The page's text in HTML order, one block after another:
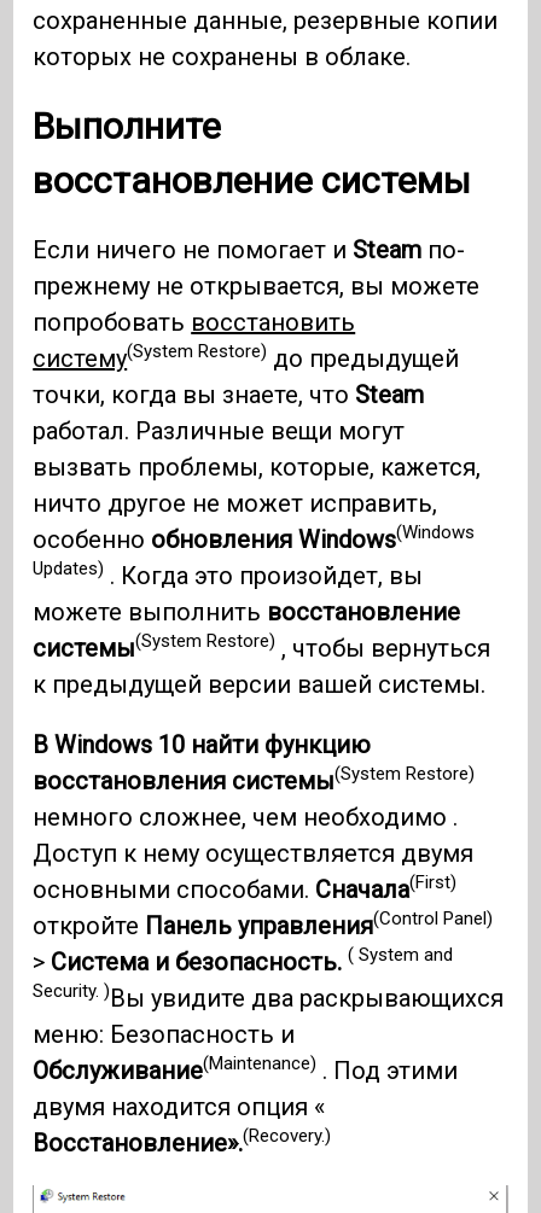
сохраненные данные, резервные копии
которых не сохранены в облаке.
Выполните
восстановление системы
Если ничего не помогает и Steam по-
прежнему не открывается, вы можете
попробовать восстановить
систему(System Restore) до предыдущей
точки, когда вы знаете, что Steam
работал. Различные вещи могут
вызвать проблемы, которые, кажется,
ничто другое не может исправить,
особенно обновления Windows(Windows
Updates) . Когда это произойдет, вы
можете выполнить восстановление
системы(System Restore) , чтобы вернуться
к предыдущей версии вашей системы.
В Windows 10 найти функцию
восстановления системы(System Restore)
немного сложнее, чем необходимо .
Доступ к нему осуществляется двумя
основными способами. Сначала(First)
откройте Панель управления(Control Panel)
> Система и безопасность.( System and
Security. )Вы увидите два раскрывающихся
меню: Безопасность и
Обслуживание(Maintenance) . Под этими
двумя находится опция «
Восстановление».(Recovery.)